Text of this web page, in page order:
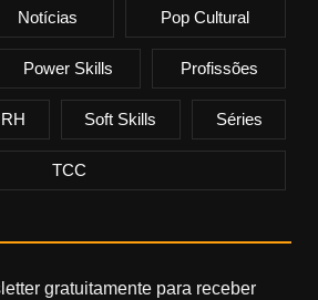
Notícias Pop Cultural
Power Skills Profissões
RH Soft Skills Séries
TCC
gratuitamente​ para receber